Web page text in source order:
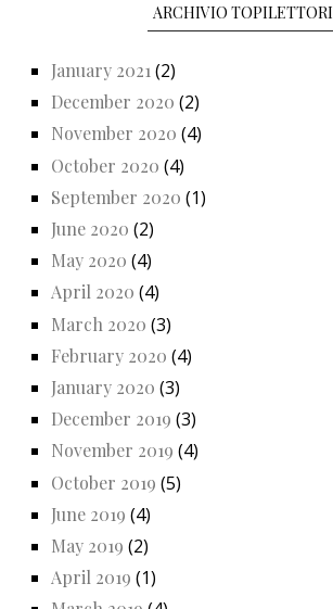
ARCHIVIO TOPILETTORI
January 2021 (2)
December 2020 (2)
November 2020 (4)
October 2020 (4)
September 2020 (1)
June 2020 (2)
May 2020 (4)
April 2020 (4)
March 2020 (3)
February 2020 (4)
January 2020 (3)
December 2019 (3)
November 2019 (4)
October 2019 (5)
June 2019 (4)
May 2019 (2)
April 2019 (1)